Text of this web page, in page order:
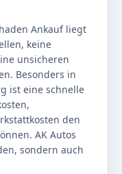
Ankauf liegt
keine
unsicheren
Besonders in
ist eine schnelle
den
AK Autos
sondern auch